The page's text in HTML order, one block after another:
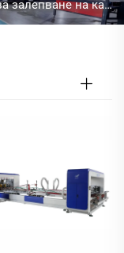
на кашони